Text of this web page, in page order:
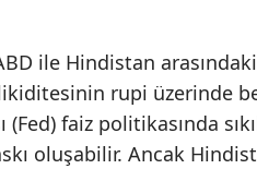
ile Hindistan
rupi üzerinde
(Fed) faiz politikasında
oluşabilir. Ancak